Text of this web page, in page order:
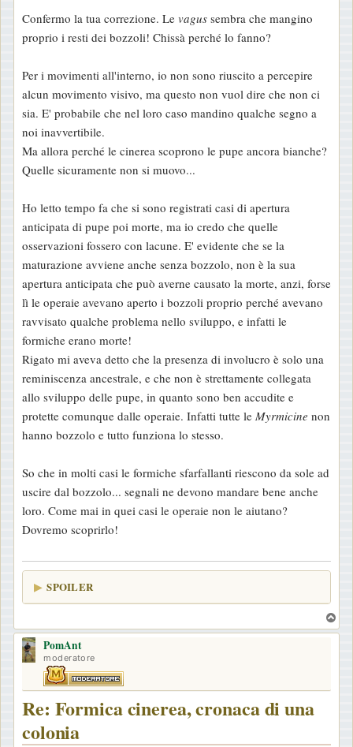
s
s
g
g
i
o
Confermo la tua correzione. Le vagus sembra che mangino
proprio i resti dei bozzoli! Chissà perché lo fanno?
Per i movimenti all'interno, io non sono riuscito a percepire
alcun movimento visivo, ma questo non vuol dire che non ci
sia. E' probabile che nel loro caso mandino qualche segno a
noi inavvertibile.
Ma allora perché le cinerea scoprono le pupe ancora bianche?
Quelle sicuramente non si muovo...
Ho letto tempo fa che si sono registrati casi di apertura
anticipata di pupe poi morte, ma io credo che quelle
osservazioni fossero con lacune. E' evidente che se la
maturazione avviene anche senza bozzolo, non è la sua
apertura anticipata che può averne causato la morte, anzi, forse
lì le operaie avevano aperto i bozzoli proprio perché avevano
ravvisato qualche problema nello sviluppo, e infatti le
formiche erano morte!
Rigato mi aveva detto che la presenza di involucro è solo una
reminiscenza ancestrale, e che non è strettamente collegata
allo sviluppo delle pupe, in quanto sono ben accudite e
protette comunque dalle operaie. Infatti tutte le Myrmicine non
hanno bozzolo e tutto funziona lo stesso.
So che in molti casi le formiche sfarfallanti riescono da sole ad
uscire dal bozzolo... segnali ne devono mandare bene anche
loro. Come mai in quei casi le operaie non le aiutano?
Dovremo scoprirlo!
SPOILER
o
PomAnt
moderatore
Re: Formica cinerea, cronaca di una
colonia